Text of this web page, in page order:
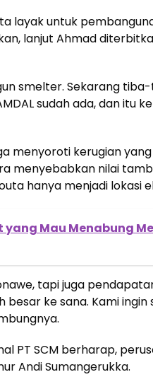
layak untuk
lanjut Ahmad
smelter. Sekarang
sudah ada, dan itu
menyoroti kerugian
menyebabkan nilai
hanya menjadi lokasi
Mau Menabung
tapi juga
ke sana. Kami
PT SCM berharap,
Andi Sumangerukka.